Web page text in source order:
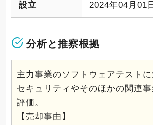
設立 2024年04月01日
分析と推察根拠
主力事業のソフトウェアテストに
セキュリティやそのほかの関連
評価。
【売却事由】